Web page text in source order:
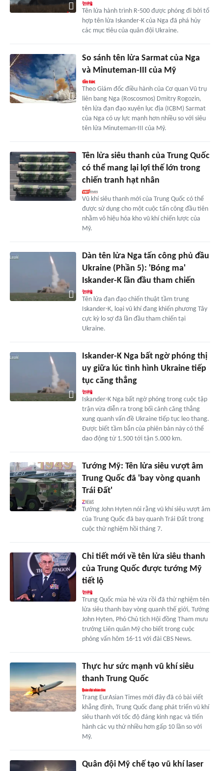
Tên lửa hành trình R-500 được phóng đi bởi tổ
hợp tên lửa Iskander-K của Nga đã phá hủy
các mục tiêu của quân đội Ukraine.
So sánh tên lửa Sarmat của Nga
và Minuteman-III của Mỹ
Theo Giám đốc điều hành của Cơ quan Vũ trụ
liên bang Nga (Roscosmos) Dmitry Rogozin,
tên lửa đạn đạo xuyên lục địa (ICBM) Sarmat
của Nga có uy lực mạnh hơn nhiều so với siêu
tên lửa Minuteman-III của Mỹ.
Tên lửa siêu thanh của Trung Quốc
có thể mang lại lợi thế lớn trong
chiến tranh hạt nhân
Vũ khí siêu thanh mới của Trung Quốc có thể
được sử dụng cho một cuộc tấn công đầu tiên
nhằm vô hiệu hóa kho vũ khí chiến lược của
Mỹ.
Dàn tên lửa Nga tấn công phủ đầu
Ukraine (Phần 5): 'Bóng ma'
Iskander-K lần đầu tham chiến
Tên lửa đạn đạo chiến thuật tầm trung
Iskander-K, loại vũ khí đang khiến phương Tây
cực kỳ lo sợ đã lần đầu tham chiến tại
Ukraine.
Iskander-K Nga bất ngờ phóng thị
uy giữa lúc tình hình Ukraine tiếp
tục căng thẳng
Iskander-K Nga bất ngờ phóng trong cuộc tập
trận vừa diễn ra trong bối cảnh căng thẳng
xung quanh vấn đề Ukraine tiếp tục leo thang.
Được biết tầm bắn của phiên bản này có thể
dao động từ 1.500 tới tận 5.000 km.
Tướng Mỹ: Tên lửa siêu vượt âm
Trung Quốc đã 'bay vòng quanh
Trái Đất'
Tướng John Hyten nói rằng vũ khí siêu vượt âm
của Trung Quốc đã bay quanh Trái Đất trong
cuộc thử nghiệm hồi tháng 7.
Chi tiết mới về tên lửa siêu thanh
của Trung Quốc được tướng Mỹ
tiết lộ
Trung Quốc mùa hè vừa rồi đã thử nghiệm tên
lửa siêu thanh bay vòng quanh thế giới, Tướng
John Hyten, Phó Chủ tịch Hội đồng Tham mưu
trưởng Liên quân Mỹ cho biết trong cuộc
phỏng vấn hôm 16-11 với đài CBS News.
Thực hư sức mạnh vũ khí siêu
thanh Trung Quốc
Trang EurAsian Times mới đây đã có bài viết
khẳng định, Trung Quốc đang phát triển vũ khí
siêu thanh với tốc độ đáng kinh ngạc và tiến
hành các vụ thử nhiều hơn gấp 10 lần so với
Mỹ.
Quân đội Mỹ chế tạo vũ khí laser